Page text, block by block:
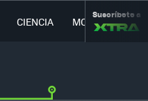
CIENCIA MOVILIDAD
Suscríbete a